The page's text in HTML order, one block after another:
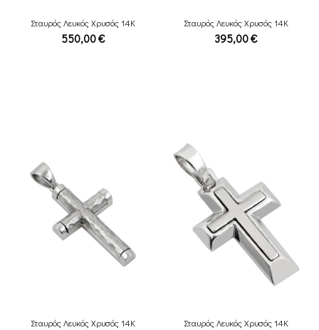
Σταυρός Λευκός Χρυσός 14Κ
550,00€
Σταυρός Λευκός Χρυσός 14Κ
395,00€
Σταυρός Λευκός Χρυσός 14Κ Σταυρός Λευκός Χρυσός 14Κ